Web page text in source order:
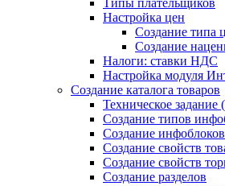
Типы плательщиков
Настройка цен
Создание типа
Создание
Налоги: ставки НДС
Настройка модуля
Создание каталога товаров
Техническое задание
Создание типов
Создание инфоблоков
Создание свойств
Создание свойств
Создание разделов